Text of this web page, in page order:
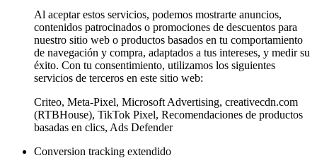
Al aceptar estos servicios, podemos mostrarte anuncios,
contenidos patrocinados o promociones de descuentos para
nuestro sitio web o productos basados en tu comportamiento
de navegación y compra, adaptados a tus intereses, y medir su
éxito. Con tu consentimiento, utilizamos los siguientes
servicios de terceros en este sitio web:
Criteo, Meta-Pixel, Microsoft Advertising, creativecdn.com
(RTBHouse), TikTok Pixel, Recomendaciones de productos
basadas en clics, Ads Defender
Conversion tracking extendido